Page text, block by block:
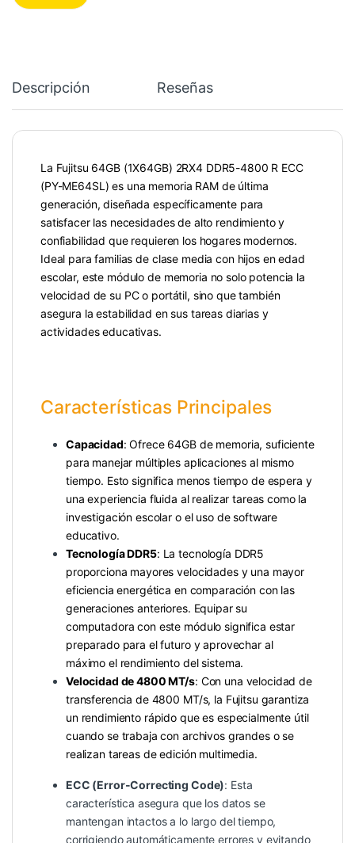
Descripción Reseñas
La Fujitsu 64GB (1X64GB) 2RX4 DDR5-4800 R ECC
(PY-ME64SL) es una memoria RAM de última
generación, diseñada específicamente para
satisfacer las necesidades de alto rendimiento y
confiabilidad que requieren los hogares modernos.
Ideal para familias de clase media con hijos en edad
escolar, este módulo de memoria no solo potencia la
velocidad de su PC o portátil, sino que también
asegura la estabilidad en sus tareas diarias y
actividades educativas.
Características Principales
Capacidad: Ofrece 64GB de memoria, suficiente
para manejar múltiples aplicaciones al mismo
tiempo. Esto significa menos tiempo de espera y
una experiencia fluida al realizar tareas como la
investigación escolar o el uso de software
educativo.
Tecnología DDR5: La tecnología DDR5
proporciona mayores velocidades y una mayor
eficiencia energética en comparación con las
generaciones anteriores. Equipar su
computadora con este módulo significa estar
preparado para el futuro y aprovechar al
máximo el rendimiento del sistema.
Velocidad de 4800 MT/s: Con una velocidad de
transferencia de 4800 MT/s, la Fujitsu garantiza
un rendimiento rápido que es especialmente útil
cuando se trabaja con archivos grandes o se
realizan tareas de edición multimedia.
ECC (Error-Correcting Code): Esta
característica asegura que los datos se
mantengan intactos a lo largo del tiempo,
corrigiendo automáticamente errores y evitando